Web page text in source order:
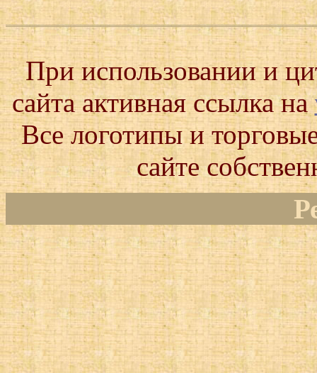
При использовании и
сайта активная ссылка на
Все логотипы и
сайте